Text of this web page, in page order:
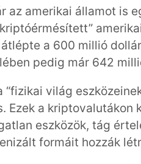
az amerikai államot is
a 600 millió
pedig már 642
“fizikai világ
Ezek a kriptovalutákon
eszközök, tág
formáit hozzák